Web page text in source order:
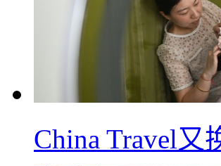
China Travel